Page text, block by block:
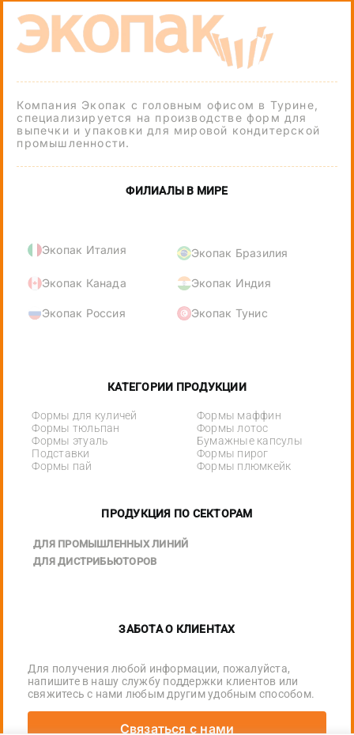
Компания Экопак с головным офисом в Турине,
специализируется на производстве форм для
выпечки и упаковки для мировой кондитерской
промышленности.
ФИЛИАЛЫ В МИРЕ
Экопак Италия Экопак Бразилия
Экопак Канада Экопак Индия
Экопак Россия Экопак Тунис
КАТЕГОРИИ ПРОДУКЦИИ
Формы для куличей
Формы маффин
Формы тюльпан
Формы лотос
Формы этуаль
Бумажные капсулы
Подставки
Формы пирог
Формы пай
Формы плюмкейк
ПРОДУКЦИЯ ПО СЕКТОРАМ
ДЛЯ ПРОМЫШЛЕННЫХ ЛИНИЙ
ДЛЯ ДИСТРИБЬЮТОРОВ
ЗАБОТА О КЛИЕНТАХ
Для получения любой информации, пожалуйста,
напишите в нашу службу поддержки клиентов или
свяжитесь с нами любым другим удобным способом.
Связаться с нами